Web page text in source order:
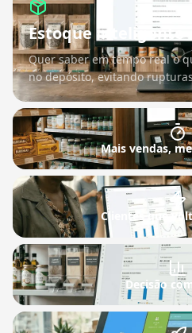
Estoque inteligente
Quer saber em tempo real o
no depósito, evitando
Mais vendas,
Clientes que
Decisão